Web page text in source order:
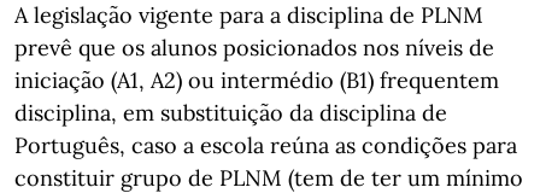
A legislação vigente para a disciplina de PLNM
prevê que os alunos posicionados nos níveis de
iniciação (A1, A2) ou intermédio (B1) frequentem
disciplina, em substituição da disciplina de
Português, caso a escola reúna as condições para
constituir grupo de PLNM (tem de ter um mínimo